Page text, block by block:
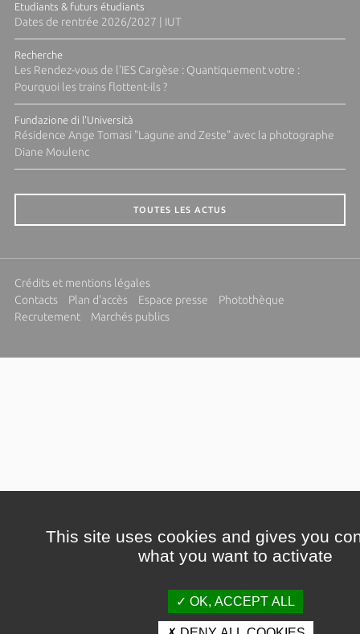
Etudiants & futurs étudiants
Dates de rentrée 2026/2027 | IUT
Recherche
Les Rendez-vous de l'IES Cargèse : Quantiquement votre :
Pourquoi les trains flottent-ils ?
Fundazione di l'Università
Résidence Ange Tomasi "Lagune and Zeste" avec la photographe
Diane Moulenc
TOUTES LES ACTUS
Crédits et mentions légales
Contacts
Plan d'accès Espace presse
Photothèque
Recrutement
Marchés publics
This site uses cookies and gives you
what you want to activate
OK, ACCEPT ALL